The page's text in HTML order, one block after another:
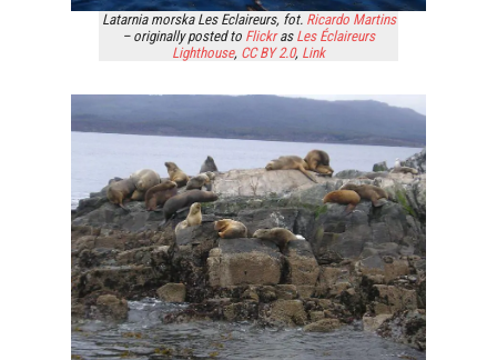
Latarnia morska Les Eclaireurs, fot. Ricardo Martins
– originally posted to Flickras Les Éclaireurs
Lighthouse, CC BY 2.0, Link